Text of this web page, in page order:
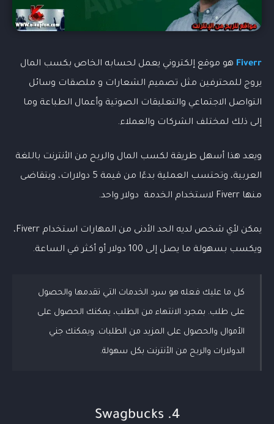
Fiverr هو موقع إلكتروني يعمل لحسابه الخاص بكسب المال
يروج للمحترفين مثل تصميم الشعارات و ملصقات وسائل
التواصل الاجتماعي والتعليقات الصوتية وأعمال الطباعة وما
إلى ذلك لمختلف الشركات والعملاء.
ويعد هذا أسهل طريقة لكسب المال والربح من الأنترنت باللغة
العربية، وتحتسب العملية بدءًا من قيمة 5 دولارات، ويتقاضى
منها Fiverr لاستخدام الخدمة دولار واحد.
يمكن لأي شخص لديه الحد الأدنى من المهارات استخدام Fiverr،
ويكسب بسهولة ما يصل إلى 100 دولار أو أكثر في الساعة.
كل ما عليك فعله هو سرد الخدمات التي تقدمها والحصول
على طلب. بمجرد الانتهاء من الطلب، يمكنك الحصول على
الأموال والحصول على المزيد من الطلبات. ويمكنك جني
الدولارات والربح من الأنترنت بكل سهولة.
4. Swagbucks